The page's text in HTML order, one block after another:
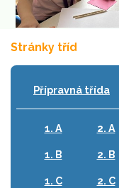
Stránky tříd
Přípravná třída
1. A
1. B
1. C
2. A
2. B
2. C